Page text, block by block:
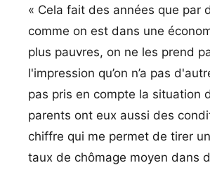
« Cela fait des années que par
comme on est dans une
plus pauvres, on ne les prend
l'impression qu’on n’a pas
pas pris en compte la situation
parents ont eux aussi des
chiffre qui me permet de tirer
taux de chômage moyen dans